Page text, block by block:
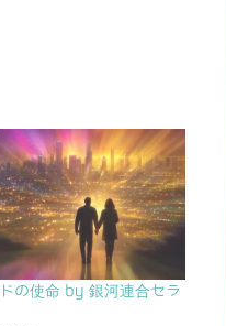
の使命 by 銀河連合セラ